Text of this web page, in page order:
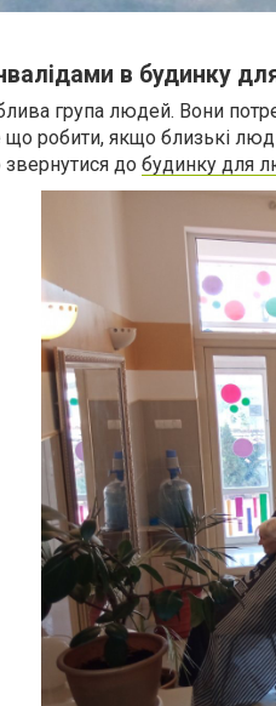
в будинку
група людей. Вони
робити, якщо близькі
до будинку для